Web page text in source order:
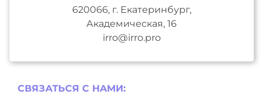
620066, г. Екатеринбург,
Академическая, 16
irro@irro.pro
СВЯЗАТЬСЯ С НAМИ: